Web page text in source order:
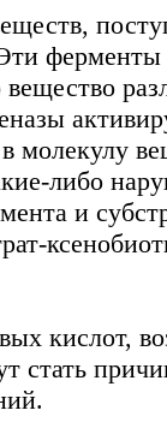
молекулу
либо
и
кислот,
стать